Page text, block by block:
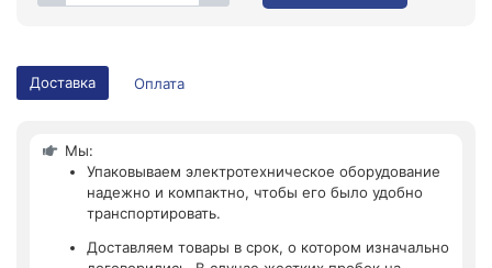
Доставка Оплата
Мы:
Упаковываем электротехническое оборудование
надежно и компактно, чтобы его было удобно
транспортировать.
Доставляем товары в срок, о котором изначально